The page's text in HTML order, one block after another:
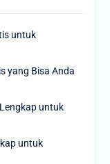
untuk
yang Bisa Anda
untuk
untuk